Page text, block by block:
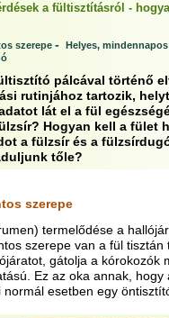
a fültisztításról -
szerepe - Helyes,
pálcával történő
rutinjához tartozik,
lát el a fül
Hogyan kell a fület
a fülzsír és a
tőle?
szerepe
termelődése a
szerepe van a fül
gátolja a kórokozók
Ez az oka annak,
normál esetben egy